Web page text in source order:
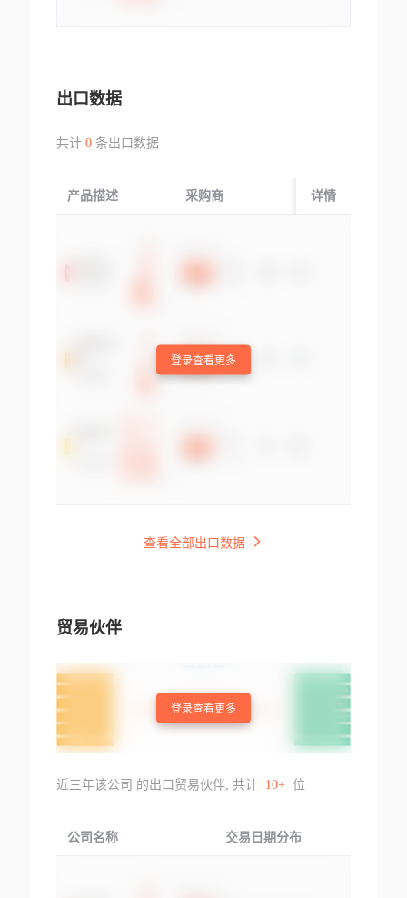
出口数据
共计 0条出口数据
产品描述 采购商 起运国/地区
详情
登录查看更多
查看全部出口数据
贸易伙伴
登录查看更多
近三年该公司 的出口贸易伙伴, 共计 10+ 位
公司名称 交易日期分布